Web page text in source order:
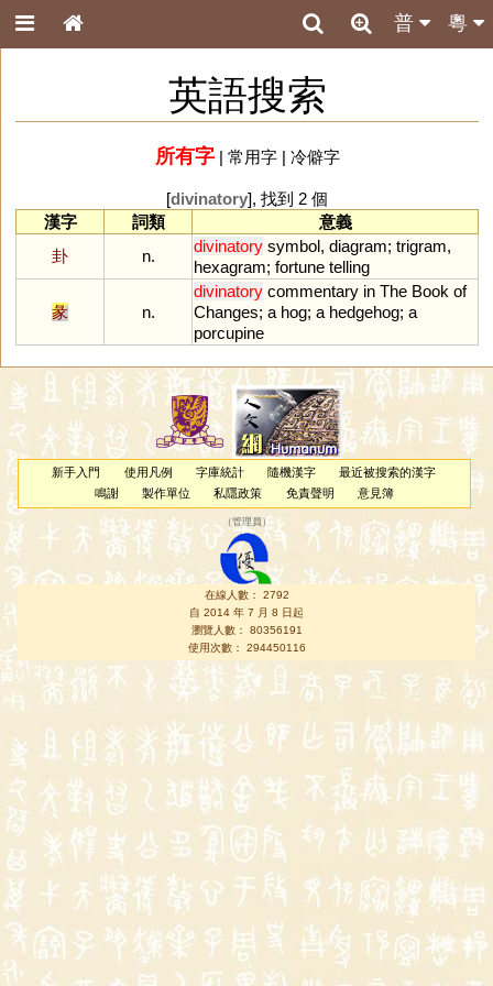
粵
普
英語搜索
所有字| 常用字| 冷僻字
[divinatory], 找到 2 個
漢字
詞類
意義
卦
n.
divinatory symbol, diagram; trigram,
hexagram; fortune telling
彖 n.
divinatory commentary in The Book of
Changes; a hog; a hedgehog; a
porcupine
新手入門 使用凡例 字庫統計 隨機漢字
最近被搜索的漢字
鳴謝
製作單位 私隱政策 免責聲明 意見簿
（管理員 ）
在線人數： 2792
自 2014 年 7 月 8 日起
瀏覽人數： 80356191
使用次數： 294450116